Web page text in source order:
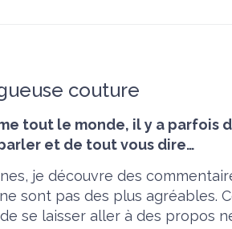
couture
tout le monde, il y a parfois
et de tout vous dire…
je découvre des
sont pas des plus agréables.
se laisser aller à des propos